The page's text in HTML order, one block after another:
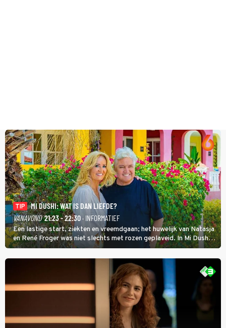
TIP
MI DUSHI: WAT IS DAN LIEFDE?
VANAVOND 21:23 - 22:30 · INFORMATIEF
Een lastige start, ziekten en vreemdgaan; het huwelijk van Natasja
en René Froger was niet slechts met rozen geplaveid. In Mi Dushi:
Wat Is Dan Liefde? neemt Wilfred Genee het showbizzkoppel mee
uit vissen om het over de liefde te hebben.